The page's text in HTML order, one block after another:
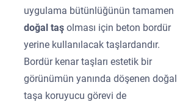
uygulama bütünlüğünün tamamen
doğal taşolması için beton bordür
yerine kullanılacak taşlardandır.
Bordür kenar taşları estetik bir
görünümün yanında döşenen doğal
taşa koruyucu görevi de